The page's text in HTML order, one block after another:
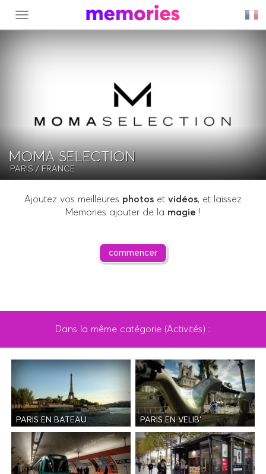
MENU
MOMA SELECTION
PARIS/ FRANCE
Ajoutez vos meilleures photos et vidéos, et laissez
Memories ajouter de la magie !
commencer
Dans la même catégorie (Activités) :
PARIS EN BATEAU PARIS EN VELIB'